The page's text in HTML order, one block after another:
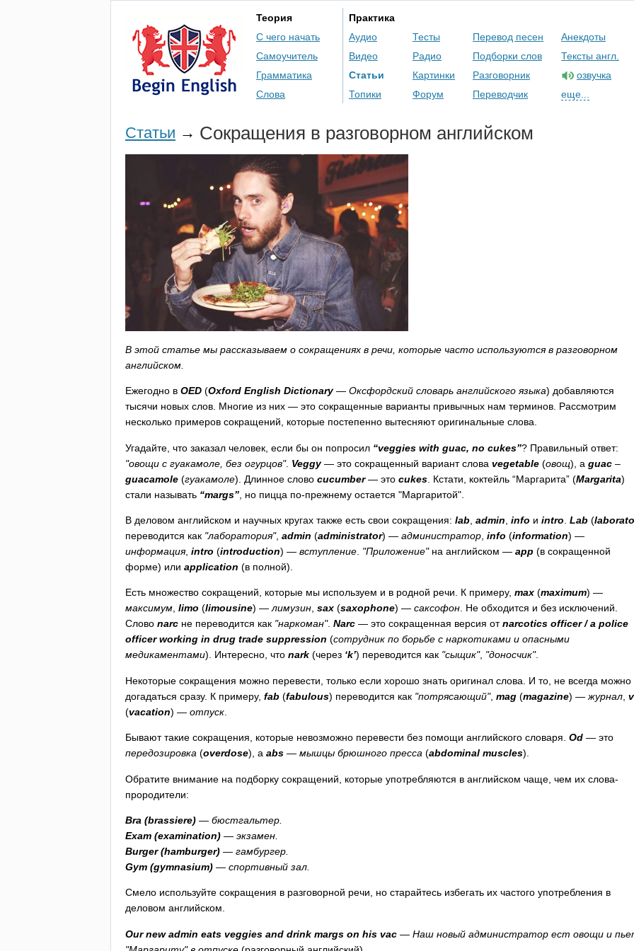
Теория
С чего начать
Самоучитель
Грамматика
Слова
Практика
Аудио
Видео
Статьи
Топики
Тесты
Радио
Картинки
Форум
Перевод песен
Подборки слов
Разговорник
Переводчик
Анекдоты
Тексты англ.
озвучка
еще...
Статьи → Сокращения в разговорном английском
В этой статье мы рассказываем о сокращениях в речи, которые часто используются в разговорном
английском.
Ежегодно в OED (Oxford English Dictionary— Оксфордский словарь английского языка) добавляются
тысячи новых слов. Многие из них — это сокращенные варианты привычных нам терминов. Рассмотрим
несколько примеров сокращений, которые постепенно вытесняют оригинальные слова.
Угадайте, что заказал человек, если бы он попросил “veggies with guac, no cukes”? Правильный ответ:
"овощи с гуакамоле, без огурцов". Veggy— это сокращенный вариант слова vegetable (овощ), а guac –
guacamole (гуакамоле). Длинное слово cucumber— это cukes . Кстати, коктейль “Маргарита” (Margarita)
стали называть “margs” , но пицца по-прежнему остается "Маргаритой".
В деловом английском и научных кругах также есть свои сокращения: lab admin info и intro Lab (
переводится как "лаборатория", admin (administrator) — администратор info (information) —
информация, intro (introduction) — вступление "Приложение"на английском — app (в сокращенной
форме) или application (в полной).
Есть множество сокращений, которые мы используем и в родной речи. К примеру, max (maximum) —
максимум, limo (limousine) —лимузин, sax (saxophone) — саксофон. Не обходится и без исключений.
Слово narc не переводится как "наркоман". Narc — это сокращенная версия отnarcotics officer/a police
officer working in drug trade suppression (сотрудник по борьбе с наркотиками и опасными
медикаментами). Интересно, что nark (через ‘k’) переводится как "сыщик", "доносчик".
Некоторые сокращения можно перевести, только если хорошо знать оригинал слова. И то, не всегда можно
догадаться сразу. К примеру, fab (fabulous) переводится как "потрясающий", mag (magazine) — журнал
(vacation) — отпуск
Бывают такие сокращения, которые невозможно перевести без помощи английского словаря. Od — это
передозировка (overdose), а abs — мышцы брюшного пресса (abdominal muscles).
Обратите внимание на подборку сокращений, которые употребляются в английском чаще, чем их слова-
прородители:
Bra (brassiere) — бюстгальтер.
Exam (examination) — экзамен.
Burger(hamburger) — гамбургер.
Gym (gymnasium) — спортивный зал.
Смело используйте сокращения в разговорной речи, но старайтесь избегать их частого употребления в
деловом английском.
Our new admin eats veggies and drink margs on his vac — Наш новый администратор ест овощи и